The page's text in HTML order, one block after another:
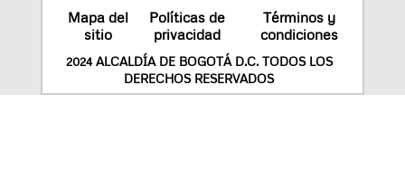
Mapa del
sitio
Políticas de
privacidad
Términos y
condiciones
2024 ALCALDÍA DE BOGOTÁ D.C. TODOS LOS
DERECHOS RESERVADOS